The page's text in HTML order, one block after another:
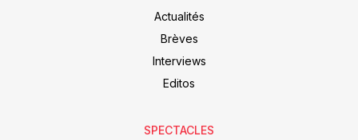
Actualités
Brèves
Interviews
Editos
SPECTACLES